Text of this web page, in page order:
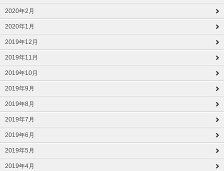
2020年2月
2020年1月
2019年12月
2019年11月
2019年10月
2019年9月
2019年8月
2019年7月
2019年6月
2019年5月
2019年4月